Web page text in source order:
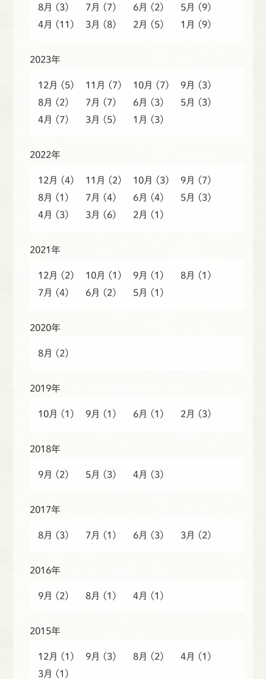
8月
(3) 7月 (7) 6月 (2) 5月
(9)
4月
(11) 3月 (8) 2月 (5) 1月 (9)
2023年
12月 (5) 11月 (7) 10月 (7) 9月
(3)
8月
(2) 7月 (7) 6月 (3) 5月
(3)
4月
(7) 3月 (5) 1月 (3)
2022年
12月 (4) 11月 (2) 10月 (3) 9月
(7)
8月
(1) 7月 (4) 6月 (4) 5月
(3)
4月
(3) 3月 (6) 2月 (1)
2021年
12月 (2) 10月 (1) 9月 (1) 8月
(1)
7月
(4) 6月 (2) 5月 (1)
2020年
8月 (2)
2019年
10月 (1) 9月 (1) 6月 (1) 2月 (3)
2018年
9月 (2) 5月 (3) 4月 (3)
2017年
8月 (3) 7月 (1) 6月 (3) 3月 (2)
2016年
9月 (2) 8月 (1) 4月 (1)
2015年
12月 (1) 9月 (3) 8月 (2) 4月
(1)
3月
(1)